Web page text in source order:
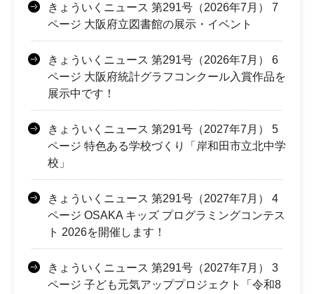
きょういくニュース 第291号（2026年7月） 7
ページ 大阪府立図書館の展示・イベント
きょういくニュース 第291号（2026年7月） 6
ページ 大阪府統計グラフコンクール入賞作品を
展示中です！
きょういくニュース 第291号（2027年7月） 5
ページ 特色ある学校づくり「岸和田市立北中学
校」
きょういくニュース 第291号（2027年7月） 4
ページ OSAKA キッズ プログラミングコンテス
ト 2026を開催します！
きょういくニュース 第291号（2027年7月） 3
ページ 子ども元気アッププロジェクト「令和8